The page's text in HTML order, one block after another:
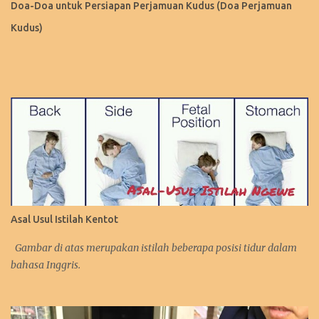
Doa-Doa untuk Persiapan Perjamuan Kudus (Doa Perjamuan
Kudus)
Asal Usul Istilah Kentot
Gambar di atas merupakan istilah beberapa posisi tidur dalam
bahasa Inggris.